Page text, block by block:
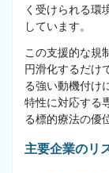
く受けられる環
しています。
この支援的な規
円滑化するだけ
る強い動機付け
特性に対応する
る標的療法の優
主要企業のリ